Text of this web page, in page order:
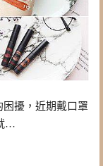
擾，近期戴口罩
…